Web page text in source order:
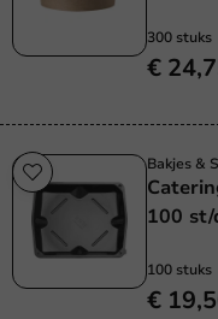
300 stuks
€
Bakjes &
100 st/
100 stuks
€